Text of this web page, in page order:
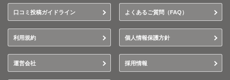
口コミ投稿ガイドライン よくあるご質問（FAQ）
利用規約 個人情報保護方針
運営会社 採用情報